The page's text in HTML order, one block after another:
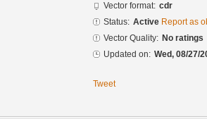
Vector format: cdr
Status: Active Report as
Vector Quality: No ratings
Updated on: Wed, 08/27/
Tweet